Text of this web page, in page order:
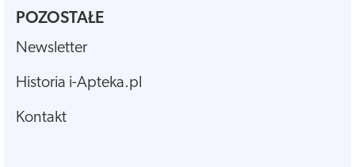
POZOSTAŁE
Newsletter
Historia i-Apteka.pl
Kontakt